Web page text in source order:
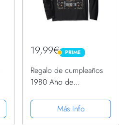
19,99€ PRIME
PRIME
Regalo de cumpleaños
1980 Año de
Manga LargaMás Info